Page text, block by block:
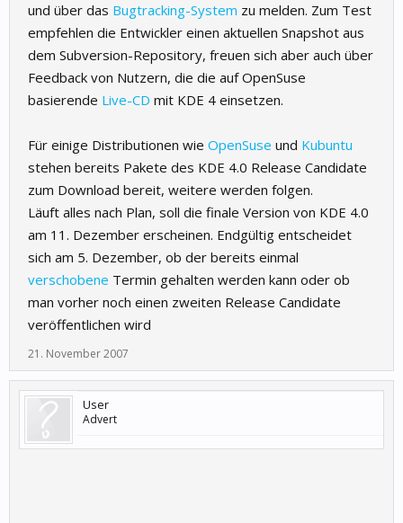
und über das Bugtracking-System zu melden. Zum Test
empfehlen die Entwickler einen aktuellen Snapshot aus
dem Subversion-Repository, freuen sich aber auch über
Feedback von Nutzern, die die auf OpenSuse
basierende Live-CD mit KDE 4 einsetzen.
Für einige Distributionen wie OpenSuse und Kubuntu
stehen bereits Pakete des KDE 4.0 Release Candidate
zum Download bereit, weitere werden folgen.
Läuft alles nach Plan, soll die finale Version von KDE 4.0
am 11. Dezember erscheinen. Endgültig entscheidet
sich am 5. Dezember, ob der bereits einmal
verschobene Termin gehalten werden kann oder ob
man vorher noch einen zweiten Release Candidate
veröffentlichen wird
21. November 2007
User
Advert